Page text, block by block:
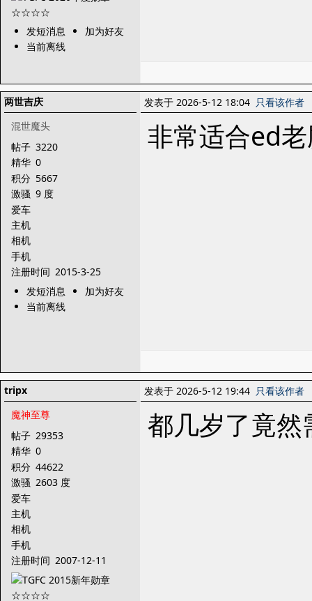
发短消息
加为好友
当前离线
两世吉庆
混世魔头
帖子 3220
精华 0
积分 5667
激骚 9 度
爱车
主机
相机
手机
注册时间 2015-3-25
发短消息
加为好友
当前离线
发表于 2026-5-12 18:04 只看该作者
非常适合ed
tripx
魔神至尊
帖子 29353
精华 0
积分 44622
激骚 2603 度
爱车
主机
相机
手机
注册时间 2007-12-11
发表于 2026-5-12 19:44 只看该作者
都几岁了竟